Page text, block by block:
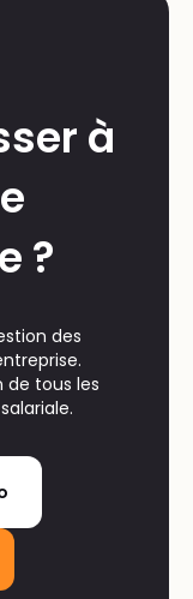
à
?
des
de tous les